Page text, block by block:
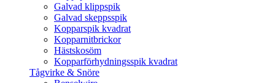
Galvad klippspik
Galvad skeppsspik
Kopparspik kvadrat
Kopparnitbrickor
Hästskosöm
Kopparförhydningsspik kvadrat
Tågvirke & Snöre